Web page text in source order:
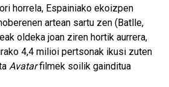
horrela, Espainiako ekoizpen
artean sartu zen (Batlle,
oldeka joan ziren hortik aurrera,
4,4 milioi pertsonak ikusi zuten
Avatarfilmek soilik gainditua